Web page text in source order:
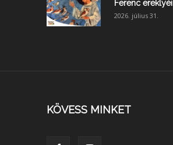
Ferenc ereklyéi
2026. július 31.
KÖVESS MINKET